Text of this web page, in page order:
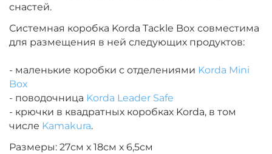
снастей.
Системная коробка Korda Tackle Box совместима
для размещения в ней следующих продуктов:
- маленькие коробки с отделениями Korda Mini
Box
- поводочница Korda Leader Safe
- крючки в квадратных коробках Korda, в том
числе Kamakura.
Размеры: 27см х 18см х 6,5см